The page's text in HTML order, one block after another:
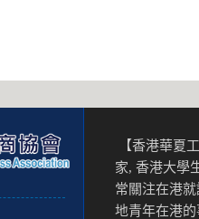
【香港華夏
家, 香港大學
常關注在港
地青年在港